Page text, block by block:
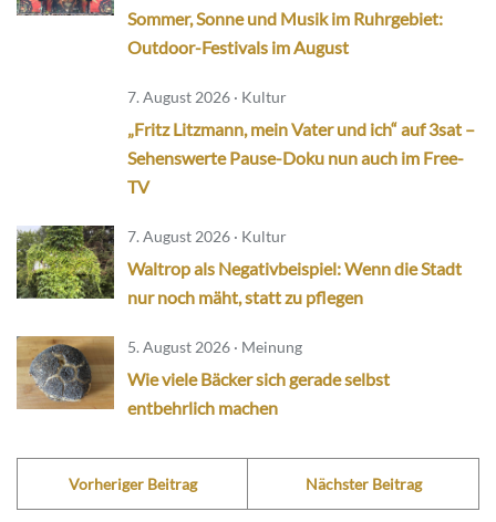
Sommer, Sonne und Musik im Ruhrgebiet:
Outdoor-Festivals im August
7. August 2026 · Kultur
„Fritz Litzmann, mein Vater und ich“ auf 3sat –
Sehenswerte Pause-Doku nun auch im Free-
TV
7. August 2026 · Kultur
Waltrop als Negativbeispiel: Wenn die Stadt
nur noch mäht, statt zu pflegen
5. August 2026 · Meinung
Wie viele Bäcker sich gerade selbst
entbehrlich machen
Vorheriger Beitrag Nächster Beitrag